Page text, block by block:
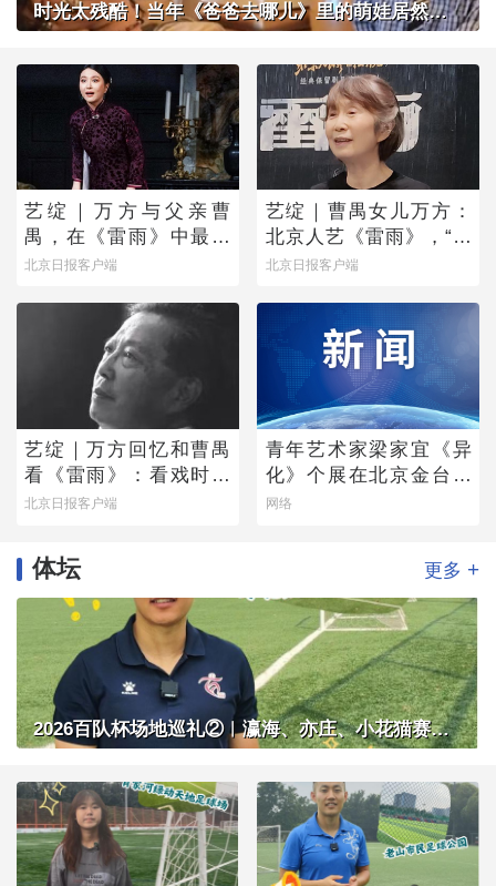
时光太残酷！当年《爸爸去哪儿》里的萌娃居然长成了这样？
艺绽｜万方与父亲曹
禺，在《雷雨》中最爱
蘩漪
北京日报客户端
艺绽｜曹禺女儿万方：
北京人艺《雷雨》，“是
它原生的样子”
北京日报客户端
艺绽｜万方回忆和曹禺
看《雷雨》：看戏时吓
哭，被父亲“抄”出剧场
北京日报客户端
青年艺术家梁家宜《异
化》个展在北京金台艺
术馆启幕：以先锋艺术
网络
体坛 更多 +
2026百队杯场地巡礼②︱瀛海、亦庄、小花猫赛区将承办多组别百队杯比赛